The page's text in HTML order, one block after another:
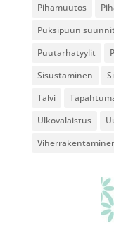
Pihamuutos
Puksipuun
Puutarhatyylit
Sisustaminen
Talvi
Ulkovalaistus